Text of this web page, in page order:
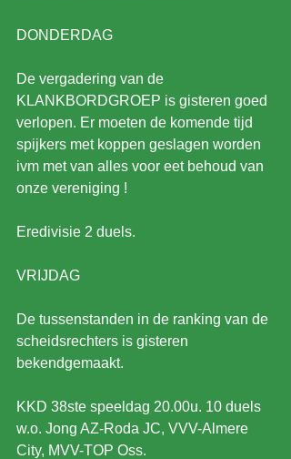
DONDERDAG
De vergadering van de
KLANKBORDGROEP is gisteren goed
verlopen. Er moeten de komende tijd
spijkers met koppen geslagen worden
ivm met van alles voor eet behoud van
onze vereniging !
Eredivisie 2 duels.
VRIJDAG
De tussenstanden in de ranking van de
scheidsrechters is gisteren
bekendgemaakt.
KKD 38ste speeldag 20.00u. 10 duels
w.o. Jong AZ-Roda JC, VVV-Almere
City, MVV-TOP Oss.